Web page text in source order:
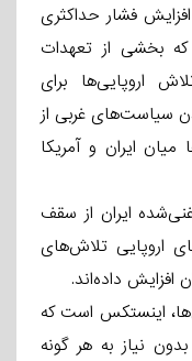
فشار حداکثری
که بخشی از تعهدات
اروپایی‌ها برای
سیاست‌های غربی از
ایران و آمریکا
ایران از سقف
اروپایی تلاش‌های
افزایش داده‌اند.
اینستکس است که
نیاز به هر گونه